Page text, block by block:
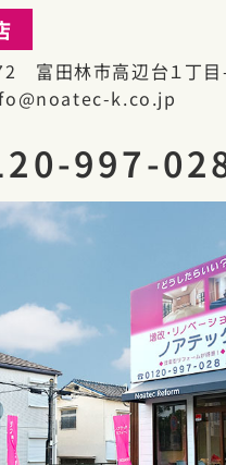
富田林市高辺台１丁
k.co.jp
997-